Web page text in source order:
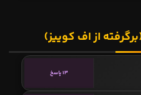
از اف کوییز)
13 پاسخ